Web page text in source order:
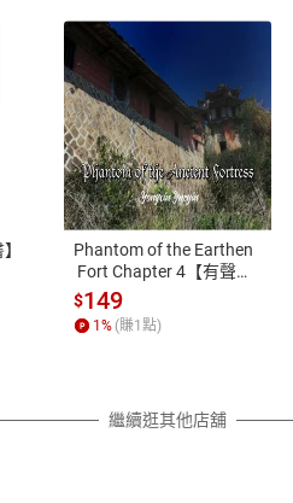
退換貨規範
店是否提供消費者保護法七日猶
權利，遽消費者保護法及通訊交
權合理例外情事適用準則，依商
質各有不同規定。詳細退換貨說明
照各商品說明。
Phantom of the Earthen
Fort Chapter 4【有聲
書】
$149
1% (賺1點)
繼續逛其他店舖